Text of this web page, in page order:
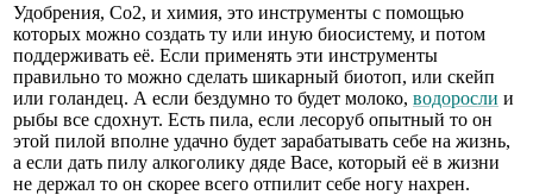
Удобрения, Со2, и химия, это инструменты с помощью
которых можно создать ту или иную биосистему, и потом
поддерживать её. Если применять эти инструменты
правильно то можно сделать шикарный биотоп, или скейп
или голандец. А если бездумно то будет молоко, водоросли и
рыбы все сдохнут. Есть пила, если лесоруб опытный то он
этой пилой вполне удачно будет зарабатывать себе на жизнь,
а если дать пилу алкоголику дяде Васе, который её в жизни
не держал то он скорее всего отпилит себе ногу нахрен.